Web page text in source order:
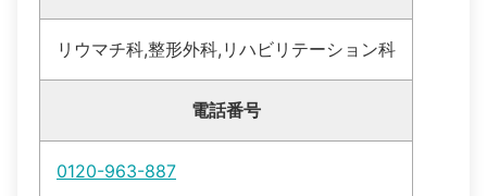
リウマチ科,整形外科,リハビリテーション科
電話番号
0120-963-887